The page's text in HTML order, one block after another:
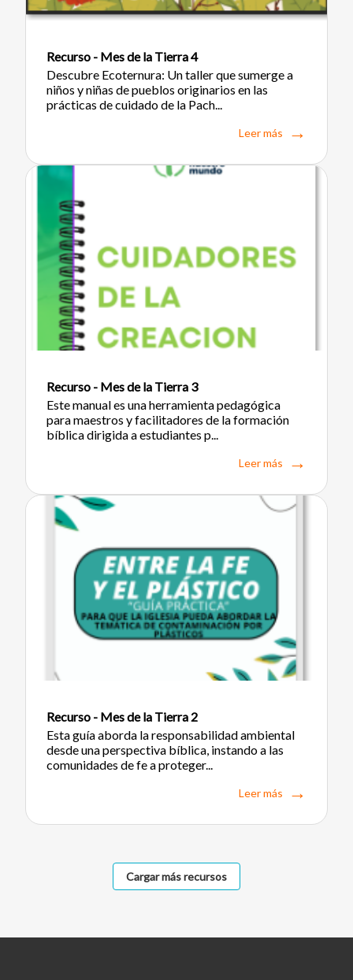
Recurso - Mes de la Tierra 4
Descubre Ecoternura: Un taller que sumerge a
niños y niñas de pueblos originarios en las
prácticas de cuidado de la Pach...
Leer más
Recurso - Mes de la Tierra 3
Este manual es una herramienta pedagógica
para maestros y facilitadores de la formación
bíblica dirigida a estudiantes p...
Leer más
Recurso - Mes de la Tierra 2
Esta guía aborda la responsabilidad ambiental
desde una perspectiva bíblica, instando a las
comunidades de fe a proteger...
Leer más
Cargar más recursos